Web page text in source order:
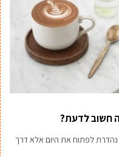
חשוב לדעת?
נהדרת לפתוח את היום אלא דרך